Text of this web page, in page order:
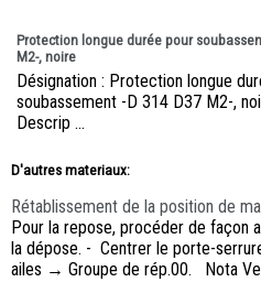
Protection longue durée pour
M2-, noire
Désignation : Protection longue
soubassement -D 314 D37 M2-,
Descrip ...
D'autres materiaux:
Rétablissement de la position de
Pour la repose, procéder de façon
la dépose. - Centrer le porte-
ailes → Groupe de rép.00. Nota